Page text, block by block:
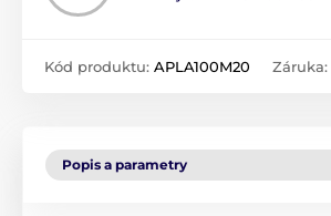
Kód produktu: APLA100M20 Záruka:
Popis a parametry